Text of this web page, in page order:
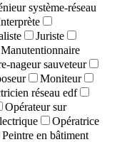
système-réseau
Juriste
Manutentionnaire
nageur sauveteur
Moniteur
réseau edf
Opérateur sur
Opératrice
Peintre en bâtiment